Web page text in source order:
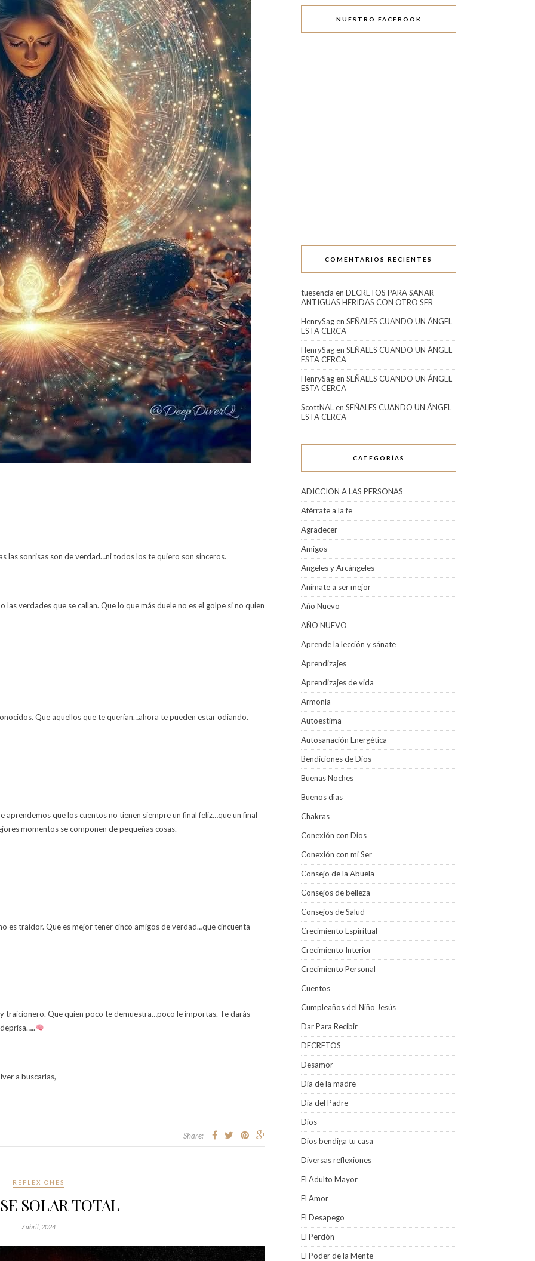
las sonrisas son de verdad…ni todos los te quiero son sinceros.
verdades que se callan. Que lo que más duele no es el golpe si no quien
Que aquellos que te querían…ahora te pueden estar odiando.
aprendemos que los cuentos no tienen siempre un final feliz…que un final
momentos se componen de pequeñas cosas.
es traidor. Que es mejor tener cinco amigos de verdad…que cincuenta
traicionero. Que quien poco te demuestra…poco le importas. Te darás
a buscarlas,
Share:
REFLEXIONES
SOLAR TOTAL
7 abril, 2024
NUESTRO FACEBOOK
COMENTARIOS RECIENTES
tuesencia en DECRETOS PARA SANAR
ANTIGUAS HERIDAS CON OTRO SER
HenrySagen SEÑALES CUANDO UN ÁNGEL
ESTA CERCA
HenrySagen SEÑALES CUANDO UN ÁNGEL
ESTA CERCA
HenrySagen SEÑALES CUANDO UN ÁNGEL
ESTA CERCA
ScottNAL en SEÑALES CUANDO UN ÁNGEL
ESTA CERCA
CATEGORÍAS
ADICCION A LAS PERSONAS
Aférrate a la fe
Agradecer
Amigos
Angeles y Arcángeles
Anímate a ser mejor
Año Nuevo
AÑO NUEVO
Aprende la lección y sánate
Aprendizajes
Aprendizajes de vida
Armonìa
Autoestima
Autosanación Energética
Bendiciones de Dios
Buenas Noches
Buenos dìas
Chakras
Conexión con Dios
Conexión con mi Ser
Consejo de la Abuela
Consejos de belleza
Consejos de Salud
Crecimiento Espiritual
Crecimiento Interior
Crecimiento Personal
Cuentos
Cumpleaños del Niño Jesús
Dar Para Recibir
DECRETOS
Desamor
Dia de la madre
Día del Padre
Dios
Dios bendiga tu casa
Diversas reflexiones
El Adulto Mayor
El Amor
El Desapego
El Perdón
El Poder de la Mente